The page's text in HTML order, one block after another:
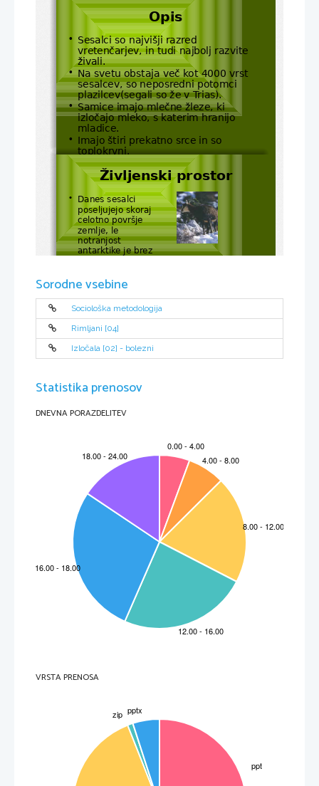
Opis
• Sesalci so najvišji razred
vretenčarjev, in tudi najbolj razvite
živali.
• Na svetu obstaja več kot 4000 vrst
sesalcev, so neposredni potomci
plazilcev(segali so že v Trias).
• Samice imajo mlečne žleze, ki
izločajo mleko, s katerim hranijo
mladice.
• Imajo štiri prekatno srce in so
toplokrvni.
Življenski prostor
•
Danes sesalci
poseljujejo skoraj
celotno površje
zemlje, le
notranjost
antarktike je brez
• Sesalci živijo v različnih okoljih in so
hoja, medtem ko je dvonožno
kako se gibljejo jih lahko razvrstimo v
-kopenski sesalec,
-vodni sesalec.
Sorodne vsebine
Sociološka metodologija
Rimljani [04]
Izločala [02] - bolezni
Statistika prenosov
DNEVNA PORAZDELITEV
VRSTA PRENOSA